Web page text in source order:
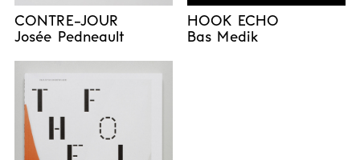
CONTRE-JOUR
Josée Pedneault
HOOK ECHO
Bas Medik